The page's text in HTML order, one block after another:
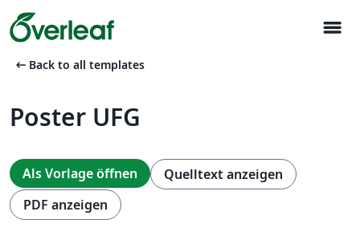
menu
arrow_left_alt Back to all templates
Poster UFG
Als Vorlage öffnen
Quelltext anzeigen
PDF anzeigen